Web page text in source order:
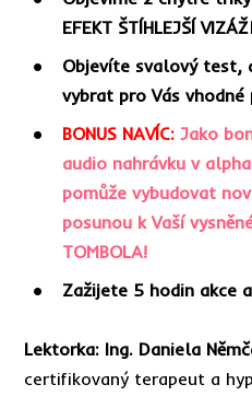
EFEKT ŠTÍHLEJŠÍ
Objevíte svalový test,
vybrat pro Vás
BONUS NAVÍC: Jako
audio nahrávku v
pomůže vybudovat
posunou k Vaší
TOMBOLA!
Zažijete 5 hodin akce
Lektorka: Ing. Daniela
certifikovaný terapeut a